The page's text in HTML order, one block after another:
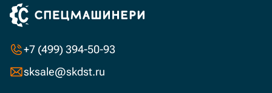
+7 (499) 394-50-93
sksale@skdst.ru